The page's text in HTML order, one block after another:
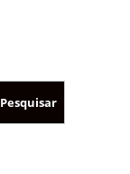
Pesquisar